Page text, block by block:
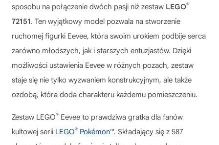
sposobu na połączenie dwóch pasji niż zestaw LEGO®
72151. Ten wyjątkowy model pozwala na stworzenie
ruchomej figurki Eevee, która swoim urokiem podbije serca
zarówno młodszych, jak i starszych entuzjastów. Dzięki
możliwości ustawienia Eevee w różnych pozach, zestaw
staje się nie tylko wyzwaniem konstrukcyjnym, ale także
ozdobą, która doda charakteru każdemu pomieszczeniu.
Zestaw LEGO® Eevee to prawdziwa gratka dla fanów
kultowej serii LEGO® Pokémon™. Składający się z 587